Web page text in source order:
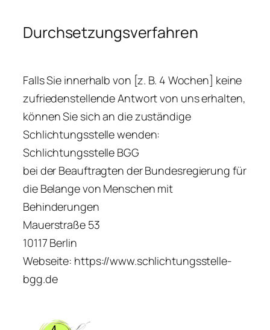
Durchsetzungsverfahren
Falls Sie innerhalb von [z. B. 4 Wochen] keine
zufriedenstellende Antwort von uns erhalten,
können Sie sich an die zuständige
Schlichtungsstelle wenden:
Schlichtungsstelle BGG
bei der Beauftragten der Bundesregierung für
die Belange von Menschen mit
Behinderungen
Mauerstraße 53
10117 Berlin
Webseite: https://www.schlichtungsstelle-
bgg.de